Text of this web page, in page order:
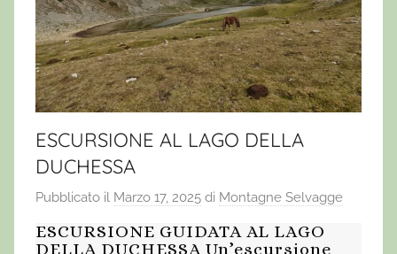
ESCURSIONE AL LAGO DELLA
DUCHESSA
Pubblicato il Marzo 17, 2025 di Montagne Selvagge
ESCURSIONE GUIDATA AL LAGO
DELLA DUCHESSA Un’escursione